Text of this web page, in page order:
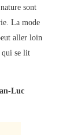
sont
La mode
aller loin
qui se lit
Luc